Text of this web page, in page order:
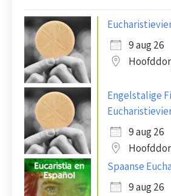
9 aug 26
Engelstalige
9 aug 26
Spaanse
9 aug 26